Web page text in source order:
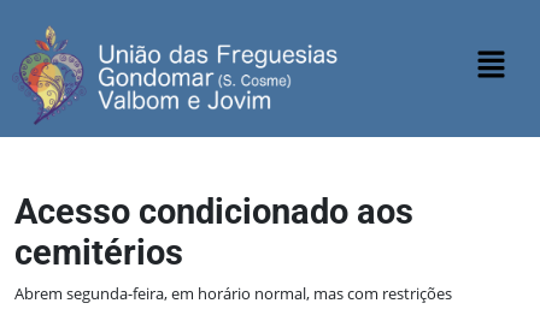
Acesso condicionado aos
cemitérios
Abrem segunda-feira, em horário normal, mas com restrições